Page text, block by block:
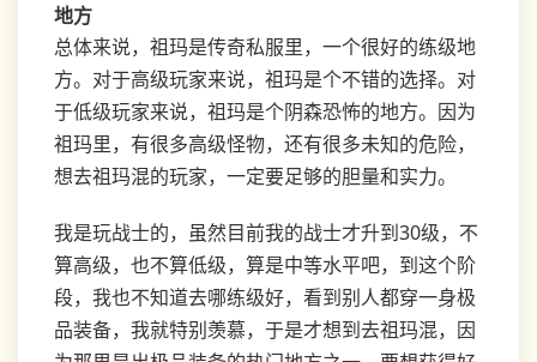
地方
总体来说，祖玛是传奇私服里，一个很好的练级地
方。对于高级玩家来说，祖玛是个不错的选择。对
于低级玩家来说，祖玛是个阴森恐怖的地方。因为
祖玛里，有很多高级怪物，还有很多未知的危险，
想去祖玛混的玩家，一定要足够的胆量和实力。
我是玩战士的，虽然目前我的战士才升到30级，不
算高级，也不算低级，算是中等水平吧，到这个阶
段，我也不知道去哪练级好，看到别人都穿一身极
品装备，我就特别羡慕，于是才想到去祖玛混，因